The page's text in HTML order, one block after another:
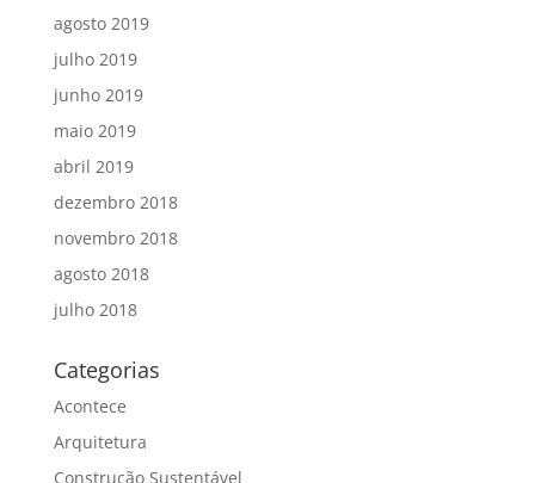
agosto 2019
julho 2019
junho 2019
maio 2019
abril 2019
dezembro 2018
novembro 2018
agosto 2018
julho 2018
Categorias
Acontece
Arquitetura
Construção Sustentável